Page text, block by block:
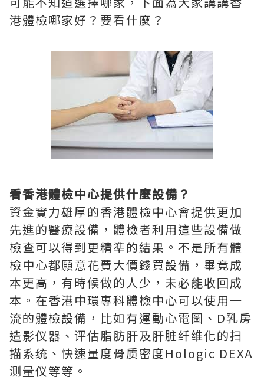
港體檢哪家好？要看什麼？
看香港體檢中心提供什麼設備？
資金實力雄厚的香港體檢中心會提供更加
先進的醫療設備，體檢者利用這些設備做
檢查可以得到更精準的結果。不是所有體
檢中心都願意花費大價錢買設備，畢竟成
本更高，有時候做的人少，未必能收回成
本。在香港中環專科體檢中心可以使用一
流的體檢設備，比如有運動心電圖、D乳房
造影仪器、评估脂肪肝及肝脏纤维化的扫
描系统、快速量度骨质密度Hologic DEXA
测量仪等等。